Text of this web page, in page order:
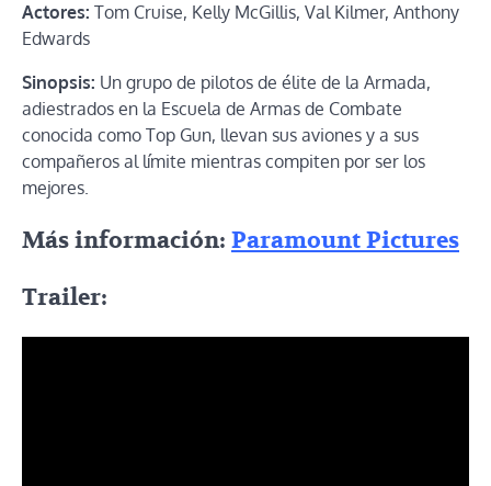
Actores: Tom Cruise, Kelly McGillis, Val Kilmer, Anthony
Edwards
Sinopsis: Un grupo de pilotos de élite de la Armada,
adiestrados en la Escuela de Armas de Combate
conocida como Top Gun, llevan sus aviones y a sus
compañeros al límite mientras compiten por ser los
mejores.
Más información: Paramount Pictures
Trailer: